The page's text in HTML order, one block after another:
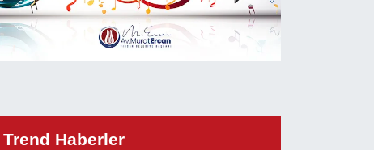
Trend Haberler